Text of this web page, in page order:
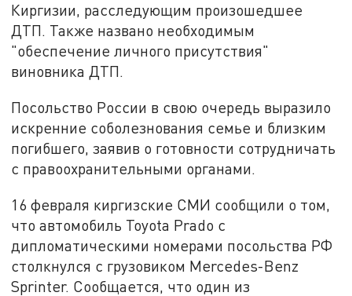
Киргизии, расследующим произошедшее
ДТП. Также названо необходимым
"обеспечение личного присутствия"
виновника ДТП.
Посольство России в свою очередь выразило
искренние соболезнования семье и близким
погибшего, заявив о готовности сотрудничать
с правоохранительными органами.
16 февраля киргизские СМИ сообщили о том,
что автомобиль Toyota Prado с
дипломатическими номерами посольства РФ
столкнулся с грузовиком Mercedes-Benz‎
Sprinter. Сообщается, что один из